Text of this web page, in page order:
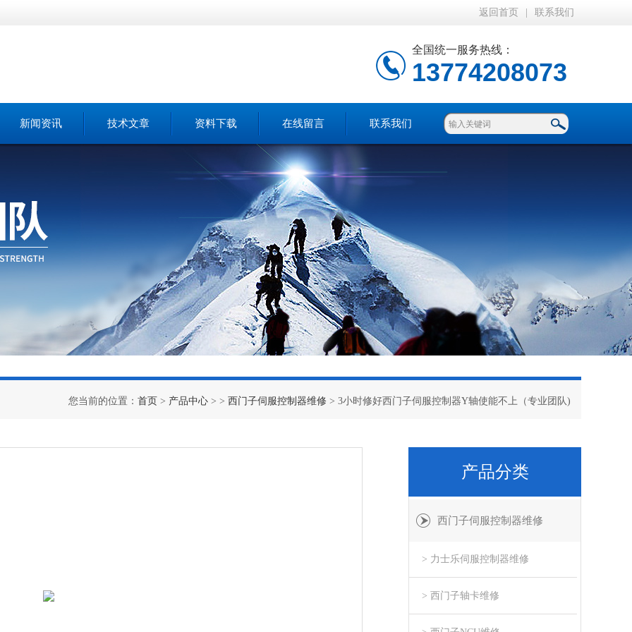
返回首页 联系我们
全国统一服务热线：
13774208073
新闻资讯 技术文章 资料下载 在线留言 联系我们
您当前的位置： 首页 > 产品中心 > > 西门子伺服控制器维修 > 3小时修好西门子伺服控制器Y轴使能不上（专业团队)
产品分类
西门子伺服控制器维修
> 力士乐伺服控制器维修
> 西门子轴卡维修